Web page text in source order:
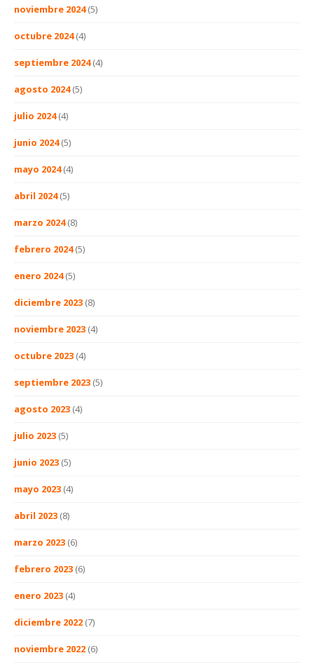
noviembre 2024(5)
octubre 2024(4)
septiembre 2024(4)
agosto 2024(5)
julio 2024(4)
junio 2024(5)
mayo 2024(4)
abril 2024(5)
marzo 2024(8)
febrero 2024(5)
enero 2024(5)
diciembre 2023 (8)
noviembre 2023 (4)
octubre 2023 (4)
septiembre 2023 (5)
agosto 2023 (4)
julio 2023 (5)
junio 2023 (5)
mayo 2023 (4)
abril 2023 (8)
marzo 2023 (6)
febrero 2023 (6)
enero 2023 (4)
diciembre 2022 (7)
noviembre 2022 (6)